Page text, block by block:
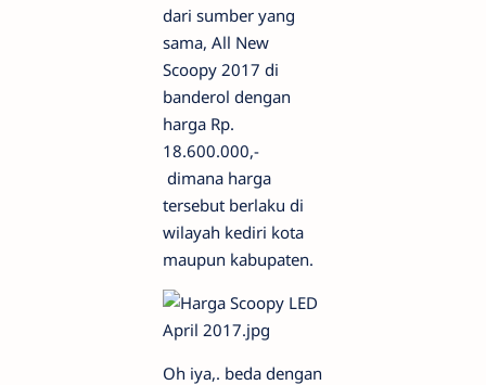
dari sumber yang
sama, All New
Scoopy 2017 di
banderol dengan
harga Rp.
18.600.000,-
dimana harga
tersebut berlaku di
wilayah kediri kota
maupun kabupaten.
Oh iya,. beda dengan